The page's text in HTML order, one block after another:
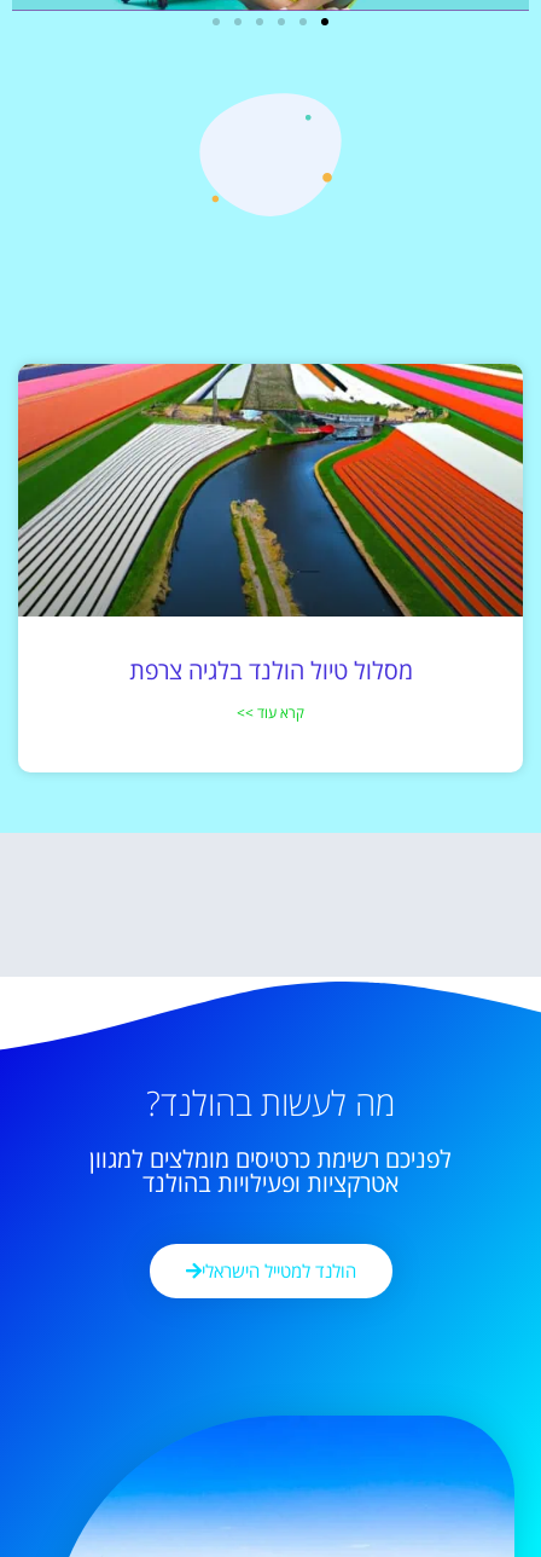
מסלול טיול הולנד בלגיה צרפת
קרא עוד >>
מה לעשות בהולנד?
לפניכם רשימת כרטיסים מומלצים למגוון
אטרקציות ופעילויות בהולנד
הולנד למטייל הישראלי